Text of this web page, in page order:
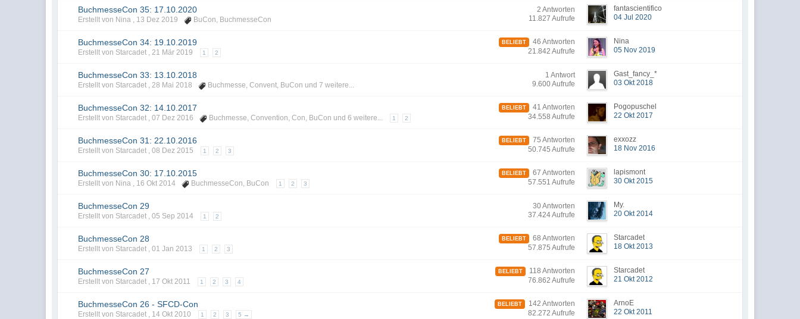
BuchmesseCon 35: 17.10.2020
Erstellt von Nina , 13 Dez 2019 BuCon, BuchmesseCon
2 Antworten
11.827 Aufrufe
fantascientifico
04 Jul 2020
BuchmesseCon 34: 19.10.2019
Erstellt von Starcadet ,21 Mär 2019 1 2
BELIEBT
46 Antworten
21.842 Aufrufe
Nina
05 Nov 2019
BuchmesseCon 33: 13.10.2018
Erstellt von Starcadet ,28 Mai 2018 Buchmesse,Convent, BuCon und 7 weitere...
1 Antwort
9.600 Aufrufe
Gast_fancy_*
03 Okt 2018
BuchmesseCon 32: 14.10.2017
Erstellt von Starcadet ,07 Dez 2016 Buchmesse,Convention,Con, BuCon und 6 weitere... 1 2
BELIEBT
41 Antworten
34.558 Aufrufe
Pogopuschel
22 Okt 2017
BuchmesseCon 31: 22.10.2016
Erstellt von Starcadet ,08 Dez 2015 1 2 3
BELIEBT
75 Antworten
50.745 Aufrufe
exxozz
18 Nov 2016
BuchmesseCon 30: 17.10.2015
Erstellt von Nina , 16 Okt 2014 BuchmesseCon, BuCon 1 2 3
BELIEBT
67 Antworten
57.551 Aufrufe
lapismont
30 Okt 2015
BuchmesseCon 29
Erstellt von Starcadet ,05 Sep 2014 1 2
30 Antworten
37.424 Aufrufe
My.
20 Okt 2014
BuchmesseCon 28
Erstellt von Starcadet ,01 Jan 2013 1 2 3
BELIEBT
68 Antworten
57.875 Aufrufe
Starcadet
18 Okt 2013
BuchmesseCon 27
Erstellt von Starcadet , 17 Okt 2011 1 2 3 4
BELIEBT
118 Antworten
76.862 Aufrufe
Starcadet
21 Okt 2012
BuchmesseCon 26 - SFCD-Con
Erstellt von Starcadet , 14 Okt 2010 1 2 3 5 →
BELIEBT
142 Antworten
82.272 Aufrufe
ArnoE
22 Okt 2011